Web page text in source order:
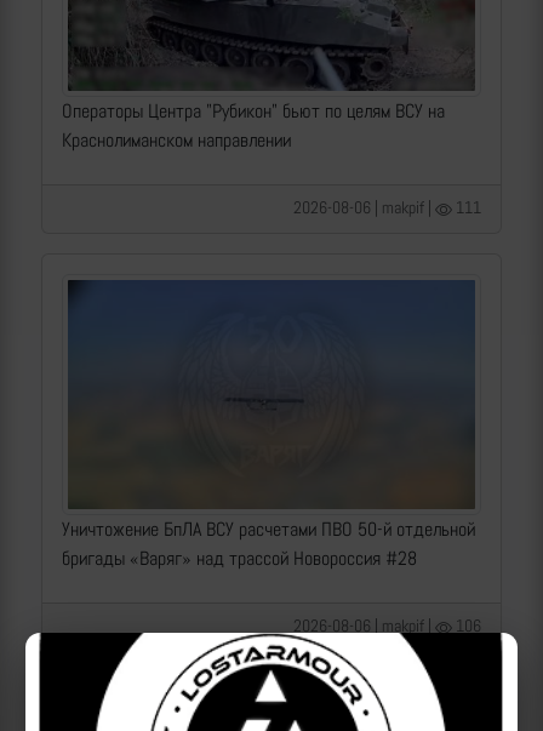
Операторы Центра "Рубикон" бьют по целям ВСУ на
Краснолиманском направлении
2026-08-06 | makpif | 111
Уничтожение БпЛА ВСУ расчетами ПВО 50-й отдельной
бригады «Варяг» над трассой Новороссия #28
2026-08-06 | makpif | 106